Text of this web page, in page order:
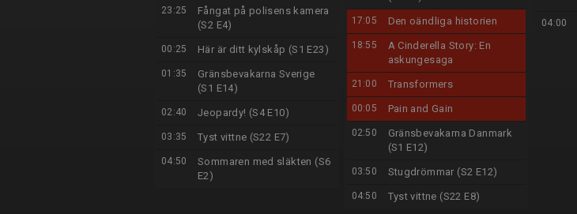
23:25
Fångat på polisens kamera
(S2 E4)
00:25 Här är ditt kylskåp (S1 E23)
01:35
Gränsbevakarna Sverige
(S1 E14)
02:40 Jeopardy! (S4 E10)
03:35 Tyst vittne (S22 E7)
04:50
Sommaren med släkten (S6
E2)
17:05 Den oändliga historien
18:55
A Cinderella Story: En
askungesaga
21:00 Transformers
00:05 Pain and Gain
02:50
Gränsbevakarna Danmark
(S1 E12)
03:50 Stugdrömmar (S2 E12)
04:50 Tyst vittne (S22 E8)
04:00